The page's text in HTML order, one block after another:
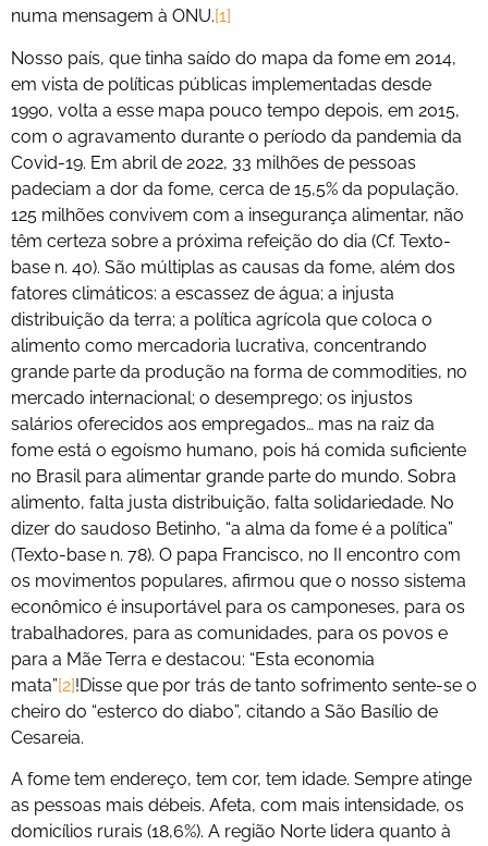
numa mensagem à ONU.[1]
Nosso país, que tinha saído do mapa da fome em 2014,
em vista de políticas públicas implementadas desde
1990, volta a esse mapa pouco tempo depois, em 2015,
com o agravamento durante o período da pandemia da
Covid-19. Em abril de 2022, 33 milhões de pessoas
padeciam a dor da fome, cerca de 15,5% da população.
125 milhões convivem com a insegurança alimentar, não
têm certeza sobre a próxima refeição do dia (Cf. Texto-
base n. 40). São múltiplas as causas da fome, além dos
fatores climáticos: a escassez de água; a injusta
distribuição da terra; a política agrícola que coloca o
alimento como mercadoria lucrativa, concentrando
grande parte da produção na forma de commodities, no
mercado internacional; o desemprego; os injustos
salários oferecidos aos empregados… mas na raiz da
fome está o egoísmo humano, pois há comida suficiente
no Brasil para alimentar grande parte do mundo. Sobra
alimento, falta justa distribuição, falta solidariedade. No
dizer do saudoso Betinho, “a alma da fome é a política”
(Texto-base n. 78). O papa Francisco, no II encontro com
os movimentos populares, afirmou que o nosso sistema
econômico é insuportável para os camponeses, para os
trabalhadores, para as comunidades, para os povos e
para a Mãe Terra e destacou: “Esta economia
mata”[2]!Disse que por trás de tanto sofrimento sente-se o
cheiro do “esterco do diabo”, citando a São Basílio de
Cesareia.
A fome tem endereço, tem cor, tem idade. Sempre atinge
as pessoas mais débeis. Afeta, com mais intensidade, os
domicílios rurais (18,6%). A região Norte lidera quanto à